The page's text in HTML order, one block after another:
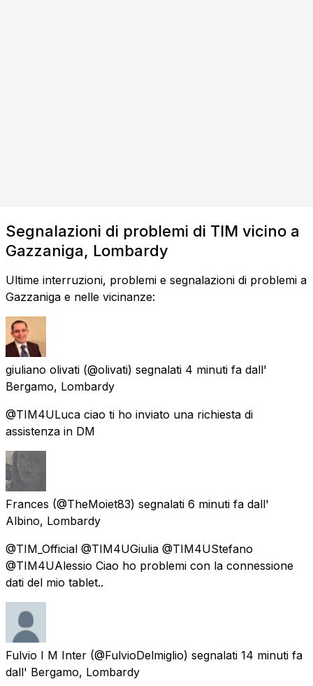
Segnalazioni di problemi di TIM vicino a
Gazzaniga, Lombardy
Ultime interruzioni, problemi e segnalazioni di problemi a
Gazzaniga e nelle vicinanze:
giuliano olivati (@olivati) segnalati 4 minuti fa dall'
Bergamo, Lombardy
@TIM4ULuca ciao ti ho inviato una richiesta di
assistenza in DM
Frances (@TheMoiet83) segnalati 6 minuti fa dall'
Albino, Lombardy
@TIM_Official @TIM4UGiulia @TIM4UStefano
@TIM4UAlessio Ciao ho problemi con la connessione
dati del mio tablet..
Fulvio I M Inter (@FulvioDelmiglio) segnalati 14 minuti fa
dall' Bergamo, Lombardy